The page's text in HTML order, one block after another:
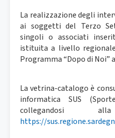
La realizzazione degli
ai soggetti del Terzo
singoli o associati
istituita a livello
Programma “Dopo di Noi”
La vetrina-catalogo è
informatica SUS
collegandosi
https://